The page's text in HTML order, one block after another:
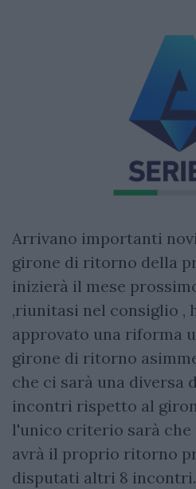
Arrivano importanti
girone di ritorno della
inizierà il mese
,riunitasi nel consiglio ,
approvato una riforma
girone di ritorno
che ci sarà una diversa
incontri rispetto al
l'unico criterio sarà
avrà il proprio ritorno
disputati altri 8 incontri.